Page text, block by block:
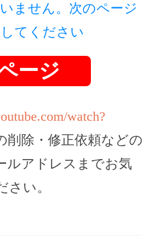
ません。次のページ
てください
ージ
watch?
削除・修正依頼などの
ルアドレスまでお気
い。